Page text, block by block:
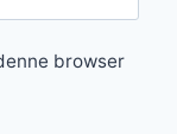
browser